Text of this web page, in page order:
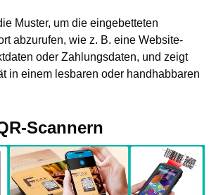
Muster, um die eingebetteten
abzurufen, wie z. B. eine Website-
oder Zahlungsdaten, und zeigt
in einem lesbaren oder handhabbaren
Scannern